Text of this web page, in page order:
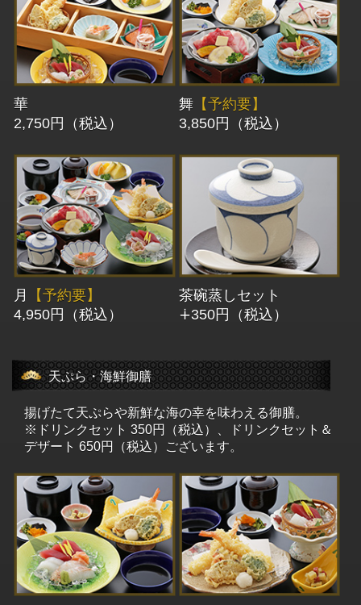
華
2,750円（税込）
舞【予約要】
3,850円（税込）
月
【予約要】
4,950円（税込）
茶碗蒸しセット
∔350円（税込）
天ぷら・海鮮御膳
揚げたて天ぷらや新鮮な海の幸を味わえる御膳。
※ドリンクセット 350円（税込）、ドリンクセット＆
デザート 650円（税込）ございます。